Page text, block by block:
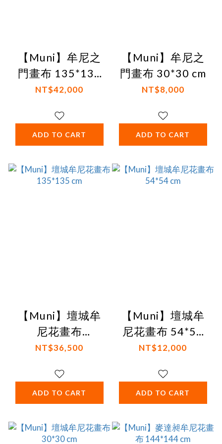
【Muni】牟尼之
門畫布 135*135
cm
NT$42,000
ADD TO CART
【Muni】牟尼之
門畫布 30*30 cm
NT$8,000
ADD TO CART
【Muni】壇城牟
尼花畫布
135*135 cm
NT$36,500
ADD TO CART
【Muni】壇城牟
尼花畫布 54*54
cm
NT$12,000
ADD TO CART